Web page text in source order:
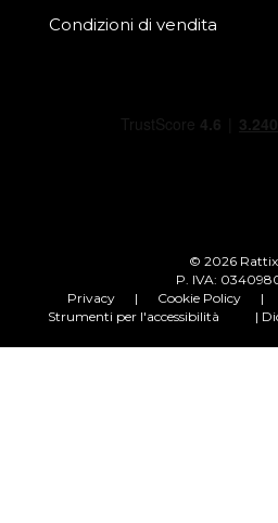
Condizioni di vendita
© 2026 Rattix
P. IVA:
Privacy
| Cookie Policy |
Strumenti per l'accessibilità
|